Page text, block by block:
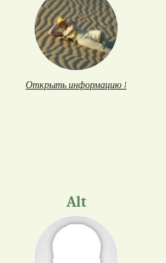
Открыть информацию ↓
Alt